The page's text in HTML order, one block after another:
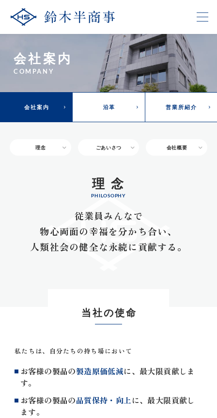
会社案内
COMPANY
会社案内 沿革 営業所紹介
理念 ごあいさつ 会社概要
理 念
PHILOSOPHY
従業員みんなで
物心両面の幸福を分かち合い、
人類社会の健全な永続に貢献する。
当社の使命
私たちは、自分たちの持ち場において
お客様の製品の製造原価低減に、最大限貢献しま
す。
お客様の製品の品質保持・向上 に、最大限貢献し
ます。